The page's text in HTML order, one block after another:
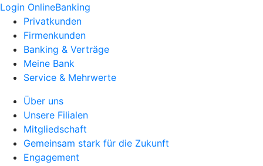
Login OnlineBanking
Privatkunden
Firmenkunden
Banking & Verträge
Meine Bank
Service & Mehrwerte
Über uns
Unsere Filialen
Mitgliedschaft
Gemeinsam stark für die Zukunft
Engagement